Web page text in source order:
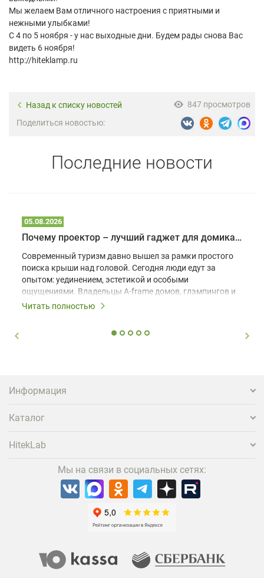
Мы желаем Вам отличного настроения с приятными и
нежными улыбками!
С 4 по 5 ноября - у нас выходные дни. Будем рады снова Вас
видеть 6 ноября!
http://hiteklamp.ru
Назад к списку новостей
847 просмотров
Поделиться новостью:
Последние новости
05.08.2026
Почему проектор – лучший гаджет для домика в глэмпинге
Современный туризм давно вышел за рамки простого
поиска крыши над головой. Сегодня люди едут за
опытом: уединением, эстетикой и особыми
ощущениями. Владельцы A-frame домов, глэмпингов и
шале понимают, что конкуренция растет, и
вернуться и поделиться впечатлениями в соцсетях,
проектора.
Читать полностью
Информация
Каталог
HitekLab
Мы на связи в социальных сетях: